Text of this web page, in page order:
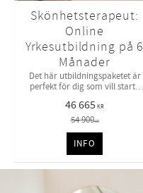
Skönhetsterapeut:
Online
Yrkesutbildning på 6
Månader
Det här utbildningspaketet är
perfekt för dig som vill starta
delbetalning upp till 12 mån
46 665 KR
54 900KR
INFO